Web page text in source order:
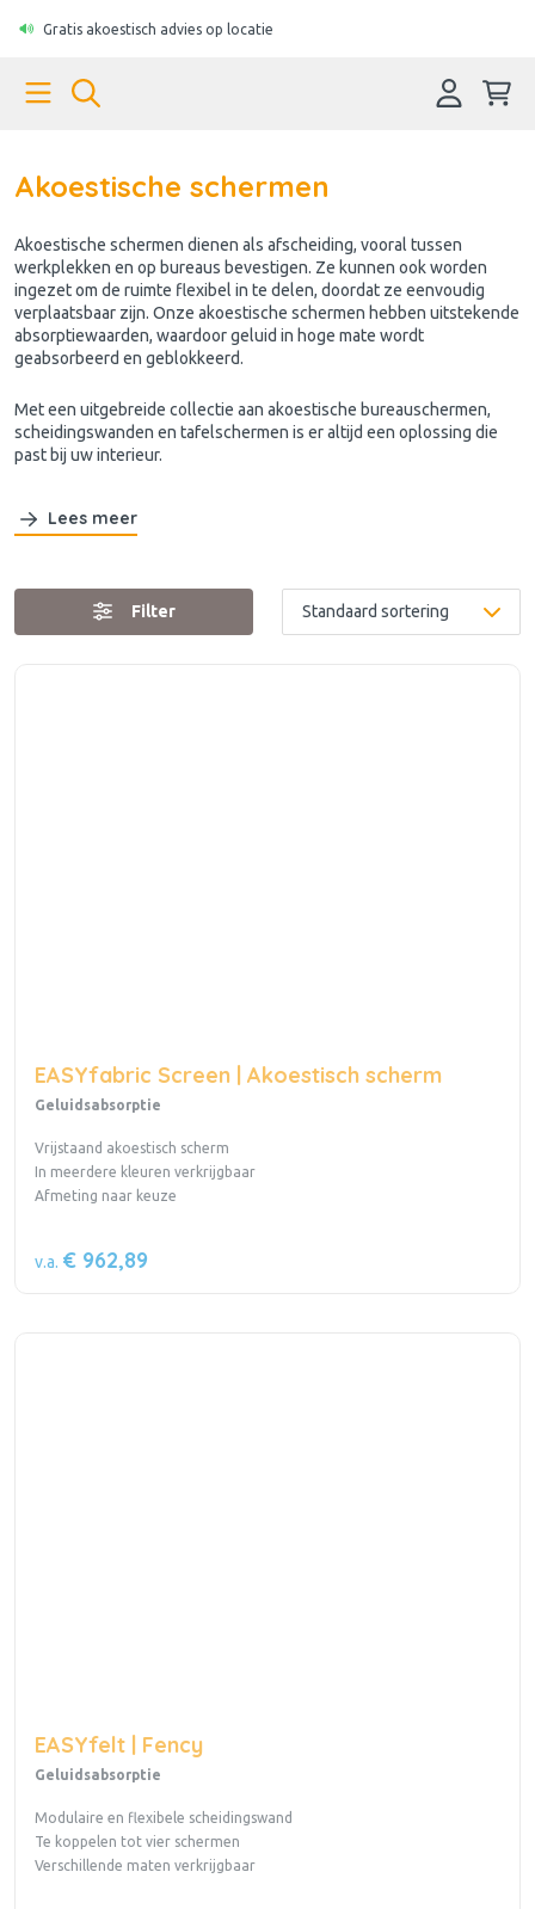
Gratis akoestisch advies op locatie
Akoestische schermen
Akoestische schermen dienen als afscheiding, vooral tussen
werkplekken en op bureaus bevestigen. Ze kunnen ook worden
ingezet om de ruimte flexibel in te delen, doordat ze eenvoudig
verplaatsbaar zijn. Onze akoestische schermen hebben uitstekende
absorptiewaarden, waardoor geluid in hoge mate wordt
geabsorbeerd en geblokkeerd.
Met een uitgebreide collectie aan akoestische bureauschermen,
scheidingswanden en tafelschermen is er altijd een oplossing die
past bij uw interieur.
Lees meer
Filter
EASYfabric Screen | Akoestisch scherm
Geluidsabsorptie
Vrijstaand akoestisch scherm
In meerdere kleuren verkrijgbaar
Afmeting naar keuze
v.a. € 962,89
EASYfelt | Fency
Geluidsabsorptie
Modulaire en flexibele scheidingswand
Te koppelen tot vier schermen
Verschillende maten verkrijgbaar